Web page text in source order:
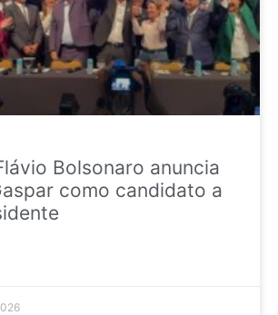
Bolsonaro anuncia
como candidato a